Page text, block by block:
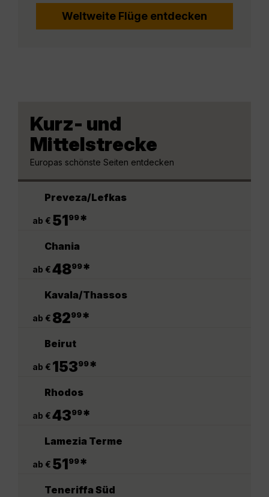
Weltweite Flüge entdecken
Kurz- und
Mittelstrecke
Europas schönste Seiten entdecken
Preveza/Lefkas
ab € 5199*
Chania
ab €4899*
Kavala/Thassos
ab € 8299*
Beirut
ab € 15399*
Rhodos
ab €4399*
Lamezia Terme
ab € 5199*
Teneriffa Süd